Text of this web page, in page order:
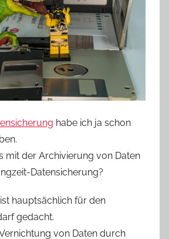
habe ich ja schon
mit der Archivierung von Daten
Datensicherung?
ist hauptsächlich für den
gedacht.
von Daten durch